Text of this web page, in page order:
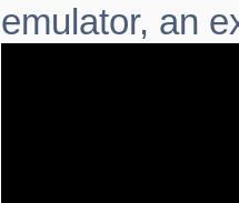
emulator, an